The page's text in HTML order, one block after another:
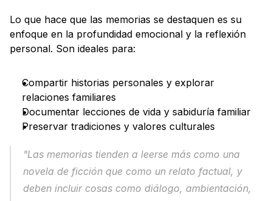
Lo que hace que las memorias se destaquen es su
enfoque en la profundidad emocional y la reflexión
personal. Son ideales para:
Compartir historias personales y explorar
relaciones familiares
Documentar lecciones de vida y sabiduría familiar
Preservar tradiciones y valores culturales
"Las memorias tienden a leerse más como una
novela de ficción que como un relato factual, y
deben incluir cosas como diálogo, ambientación,